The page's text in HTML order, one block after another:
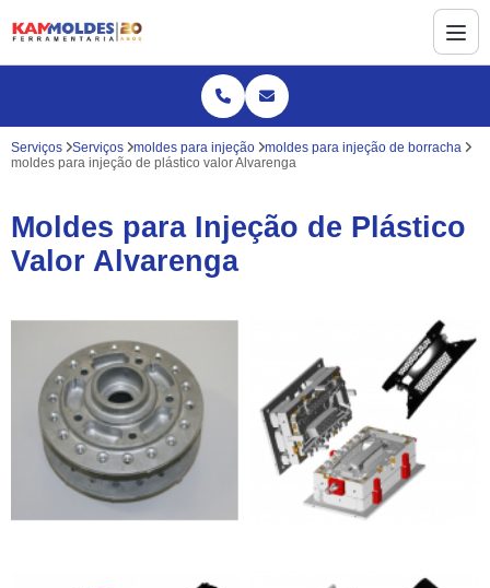
Serviços Serviços moldes para injeção
moldes para injeção de borracha
moldes para injeção de plástico valor Alvarenga
Moldes para Injeção de Plástico
Valor Alvarenga